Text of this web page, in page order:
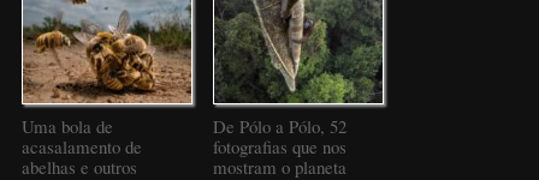
Uma bola de
acasalamento de
abelhas e outros
De Pólo a Pólo, 52
fotografias que nos
mostram o planeta